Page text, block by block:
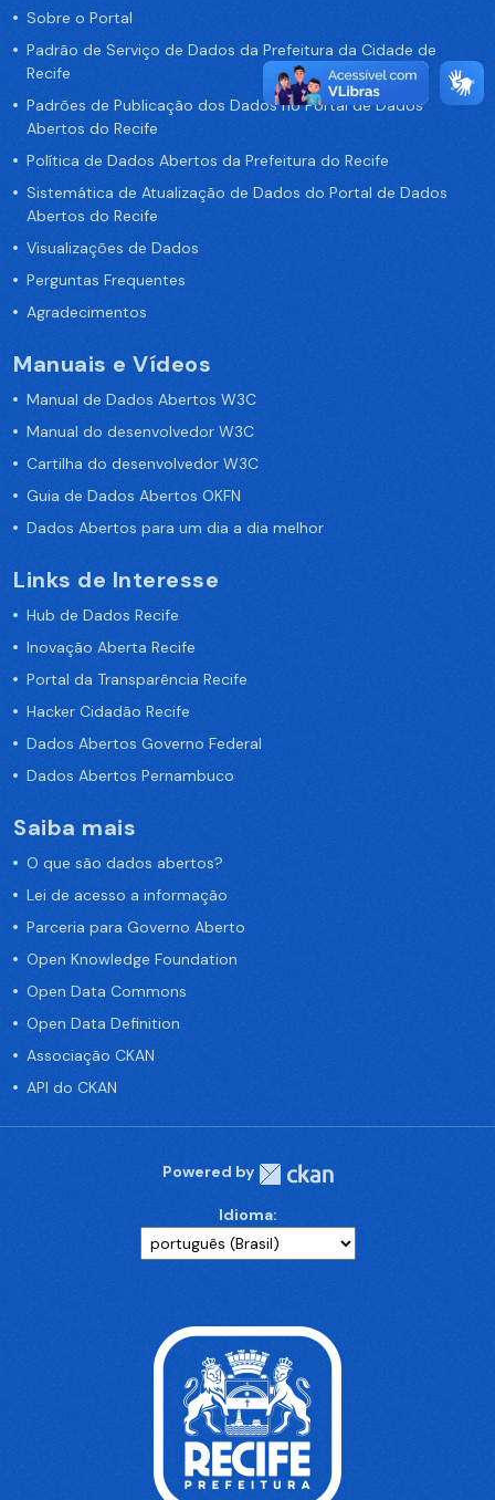
Sobre o Portal
Padrão de Serviço de Dados da Prefeitura da Cidade de
Recife
Padrões de Publicação dos Dados no Portal de Dados
Abertos do Recife
Política de Dados Abertos da Prefeitura do Recife
Sistemática de Atualização de Dados do Portal de Dados
Abertos do Recife
Visualizações de Dados
Perguntas Frequentes
Agradecimentos
Manuais e Vídeos
Manual de Dados Abertos W3C
Manual do desenvolvedor W3C
Cartilha do desenvolvedor W3C
Guia de Dados Abertos OKFN
Dados Abertos para um dia a dia melhor
Links de Interesse
Hub de Dados Recife
Inovação Aberta Recife
Portal da Transparência Recife
Hacker Cidadão Recife
Dados Abertos Governo Federal
Dados Abertos Pernambuco
Saiba mais
O que são dados abertos?
Lei de acesso a informação
Parceria para Governo Aberto
Open Knowledge Foundation
Open Data Commons
Open Data Definition
Associação CKAN
API do CKAN
Powered by
Idioma